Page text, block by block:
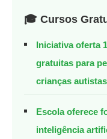
🎓 Cursos
Iniciativa oferta
gratuitas para
crianças autistas
Escola oferece
inteligência